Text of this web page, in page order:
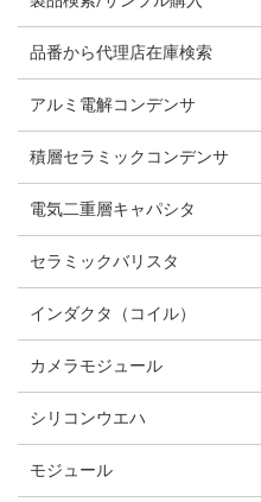
品番から代理店在庫検索
アルミ電解コンデンサ
積層セラミックコンデンサ
電気二重層キャパシタ
セラミックバリスタ
インダクタ（コイル）
カメラモジュール
シリコンウエハ
モジュール